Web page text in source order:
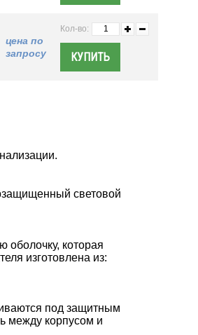
цена по
запросу
Кол-во:
световой
оболочку, которая
изготовлена из:
под защитным
между корпусом и